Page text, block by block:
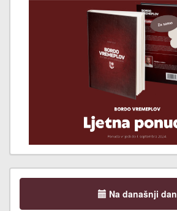
Na današnji dan